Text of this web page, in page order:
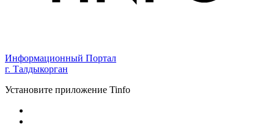
Информационный Портал
г. Талдыкорган
Установите приложение Tinfo